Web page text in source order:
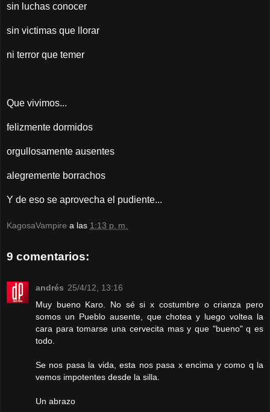
sin luchas conocer
sin victimas que llorar
ni terror que temer
Que vivimos...
felizmente dormidos
orgullosamente ausentes
alegremente borrachos
Y de eso se aprovecha el pudiente...
KagosaVampire a las 1:13 p. m.
9 comentarios:
andrés 25/4/12, 13:16
Muy bueno Karo. No sé si x costumbre o crianza pero
somos un Pueblo ausente, que chotea y luego voltea la
cara para tomarse una cervecita mas y que "bueno" q es
todo.
Se nos pasa la vida, esta nos pasa x encima y como q la
vemos impotentes desde la silla.
Un abrazo